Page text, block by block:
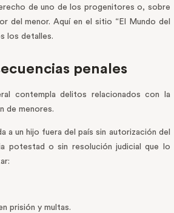
de uno de los progenitores o, sobre
del menor. Aquí en el sitio “El Mundo del
los detalles.
penales
contempla delitos relacionados con la
de menores.
a un hijo fuera del país sin autorización del
potestad o sin resolución judicial que lo
prisión y multas.